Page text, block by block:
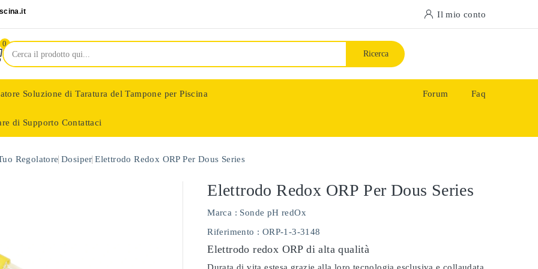
Il mio conto
0
Ricerca
Soluzione di Taratura del Tampone per Piscina
di Supporto Contattaci
Forum Faq
Regolatore Dosiper Elettrodo Redox ORP Per Dous Series
Elettrodo Redox ORP Per Dous Series
Marca : Sonde pH redOx
Riferimento : ORP-1-3-3148
Elettrodo redox ORP di alta qualità